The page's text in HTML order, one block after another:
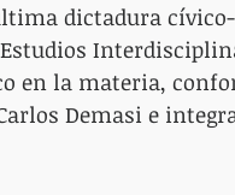
dictadura
en la materia,
Demasi e